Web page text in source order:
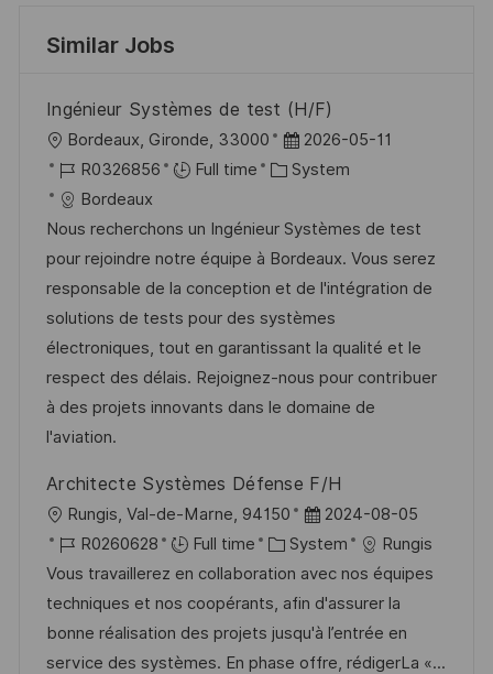
Similar Jobs
Ingénieur Systèmes de test (H/F)
L
o
c
a
t
i
o
n
Bordeaux, Gironde, 33000
P
o
t
e
d
D
a
t
e
2026-05-11
J
o
b
I
d
R0326856 Full time
C
t
e
g
o
r
y
System
Bordeaux
Nous recherchons un Ingénieur Systèmes de test
pour rejoindre notre équipe à Bordeaux. Vous serez
responsable de la conception et de l'intégration de
solutions de tests pour des systèmes
électroniques, tout en garantissant la qualité et le
respect des délais. Rejoignez-nous pour contribuer
à des projets innovants dans le domaine de
l'aviation.
Architecte Systèmes Défense F/H
L
o
c
a
t
i
Rungis, Val-de-Marne, 94150
P
o
s
t
e
d
2024-08-05
J
o
b
I
d
R0260628 Full time
C
a
t
e
g
System
Rungis
Vous travaillerez en collaboration avec nos équipes
techniques et nos coopérants, afin d'assurer la
bonne réalisation des projets jusqu'à l’entrée en
service des systèmes. En phase offre, rédigerLa «...